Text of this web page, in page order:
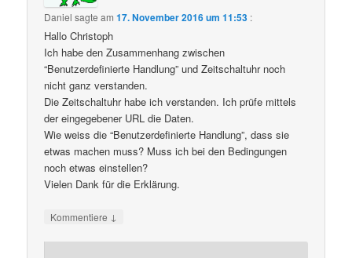
Daniel sagte am17. November 2016 um 11:53 :
Hallo Christoph
Ich habe den Zusammenhang zwischen
“Benutzerdefinierte Handlung” und Zeitschaltuhr noch
nicht ganz verstanden.
Die Zeitschaltuhr habe ich verstanden. Ich prüfe mittels
der eingegebener URL die Daten.
Wie weiss die “Benutzerdefinierte Handlung”, dass sie
etwas machen muss? Muss ich bei den Bedingungen
noch etwas einstellen?
Vielen Dank für die Erklärung.
Kommentiere ↓